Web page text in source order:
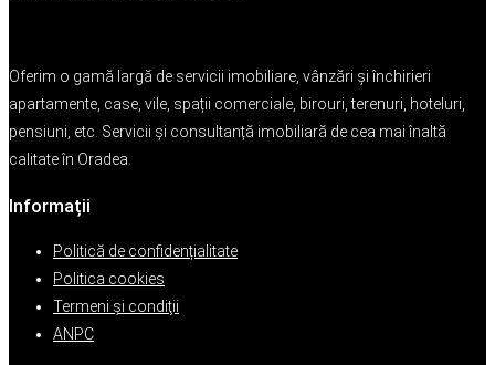
Oferim o gamă largă de servicii imobiliare, vânzări și închirieri
apartamente, case, vile, spații comerciale, birouri, terenuri, hoteluri,
pensiuni, etc. Servicii și consultanță imobiliară de cea mai înaltă
calitate în Oradea.
Informații
Politică de confidențialitate
Politica cookies
Termeni şi condiţii
ANPC